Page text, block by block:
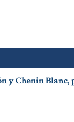
y Chenin